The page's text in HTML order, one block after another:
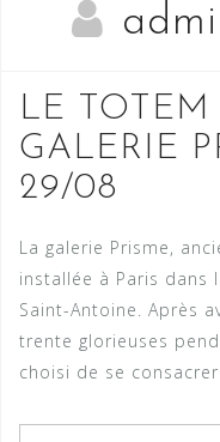
LE
GALERIE
29/08
La galerie Prisme,
installée à Paris dans
Saint-Antoine. Après
trente glorieuses
choisi de se